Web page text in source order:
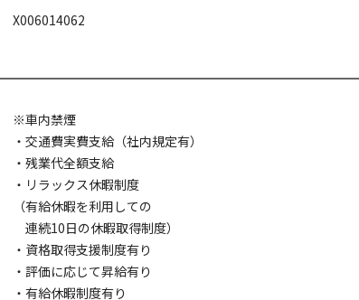
X006014062
※車内禁煙
・交通費実費支給（社内規定有）
・残業代全額支給
・リラックス休暇制度
（有給休暇を利用しての
連続10日の休暇取得制度）
・資格取得支援制度有り
・評価に応じて昇給有り
・有給休暇制度有り